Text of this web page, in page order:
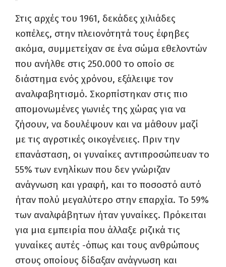
Στις αρχές του 1961, δεκάδες χιλιάδες
κοπέλες, στην πλειονότητά τους έφηβες
ακόμα, συμμετείχαν σε ένα σώμα εθελοντών
που ανήλθε στις 250.000 το οποίο σε
διάστημα ενός χρόνου, εξάλειψε τον
αναλφαβητισμό. Σκορπίστηκαν στις πιο
απομονωμένες γωνιές της χώρας για να
ζήσουν, να δουλέψουν και να μάθουν μαζί
με τις αγροτικές οικογένειες. Πριν την
επανάσταση, οι γυναίκες αντιπροσώπευαν το
55% των ενηλίκων που δεν γνώριζαν
ανάγνωση και γραφή, και το ποσοστό αυτό
ήταν πολύ μεγαλύτερο στην επαρχία. Το 59%
των αναλφάβητων ήταν γυναίκες. Πρόκειται
για μια εμπειρία που άλλαξε ριζικά τις
γυναίκες αυτές -όπως και τους ανθρώπους
στους οποίους δίδαξαν ανάγνωση και